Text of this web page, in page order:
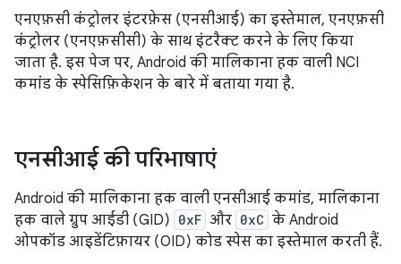
एनएफ़सी कंट्रोलर इंटरफ़ेस (एनसीआई) का इस्तेमाल, एनएफ़सी
कंट्रोलर (एनएफ़सीसी) के साथ इंटरैक्ट करने के लिए किया
जाता है. इस पेज पर, Android की मालिकाना हक वाली NCI
कमांड के स्पेसिफ़िकेशन के बारे में बताया गया है.
एनसीआई की परिभाषाएं
Android की मालिकाना हक वाली एनसीआई कमांड, मालिकाना
हक वाले ग्रुप आईडी (GID) 0xF और 0xC के Android
ओपकॉड आइडेंटिफ़ायर (OID) कोड स्पेस का इस्तेमाल करती हैं.